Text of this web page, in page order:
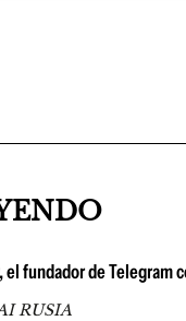
el fundador de
RUSIA